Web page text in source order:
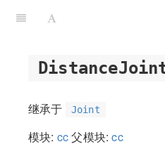
继承于 Joint
模块: cc父模块:cc